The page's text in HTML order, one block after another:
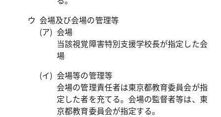
会場及び会場の管理等
会場
当該視覚障害特別支援学校長が指定した会
場
会場等の管理等
会場の管理責任者は東京都教育委員会が指
定した者を充てる。会場の監督者等は、東
京都教育委員会が指定する。